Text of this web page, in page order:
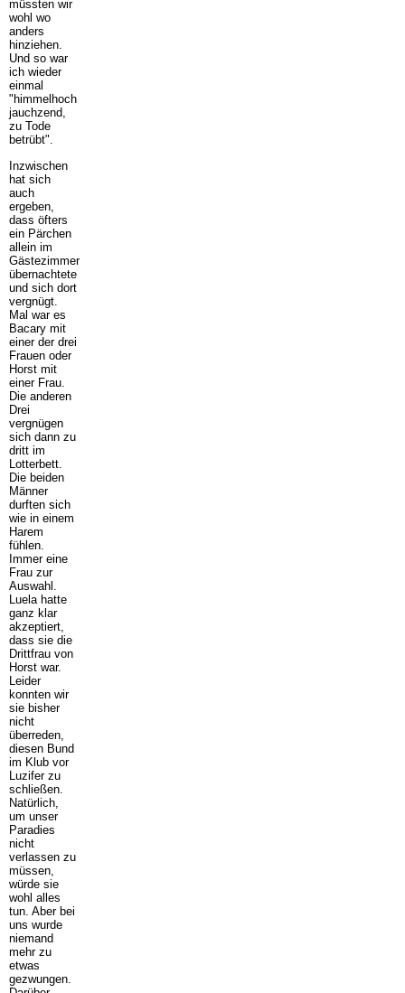
müssten wir
wohl wo
anders
hinziehen.
Und so war
ich wieder
einmal
"himmelhoch
jauchzend,
zu Tode
betrübt".
Inzwischen
hat sich
auch
ergeben,
dass öfters
ein Pärchen
allein im
Gästezimmer
übernachtete
und sich dort
vergnügt.
Mal war es
Bacary mit
einer der drei
Frauen oder
Horst mit
einer Frau.
Die anderen
Drei
vergnügen
sich dann zu
dritt im
Lotterbett.
Die beiden
Männer
durften sich
wie in einem
Harem
fühlen.
Immer eine
Frau zur
Auswahl.
Luela hatte
ganz klar
akzeptiert,
dass sie die
Drittfrau von
Horst war.
Leider
konnten wir
sie bisher
nicht
überreden,
diesen Bund
im Klub vor
Luzifer zu
schließen.
Natürlich,
um unser
Paradies
nicht
verlassen zu
müssen,
würde sie
wohl alles
tun. Aber bei
uns wurde
niemand
mehr zu
etwas
gezwungen.